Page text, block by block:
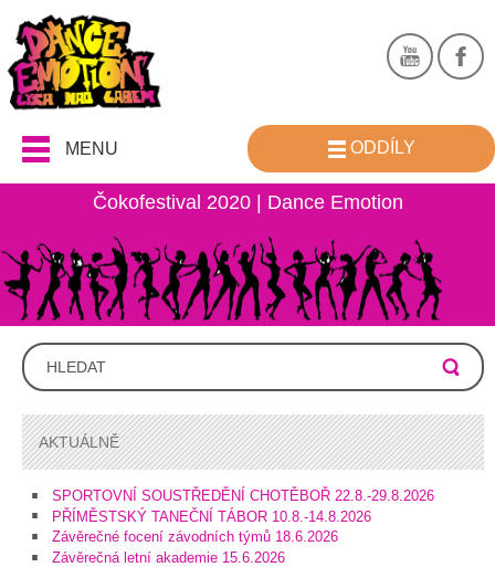
MENU ODDÍLY
Čokofestival 2020 | Dance Emotion
AKTUÁLNĚ
SPORTOVNÍ SOUSTŘEDĚNÍ CHOTĚBOŘ 22.8.-29.8.2026
PŘÍMĚSTSKÝ TANEČNÍ TÁBOR 10.8.-14.8.2026
Závěrečné focení závodních týmů 18.6.2026
Závěrečná letní akademie 15.6.2026